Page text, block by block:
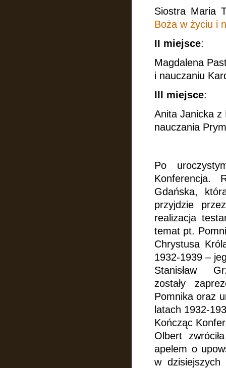
Siostra Maria
Boża w życiu i
II miejsce:
Magdalena
i nauczaniu
III miejsce:
Anita Janicka z
nauczania
Po
Konferencja.
Gdańska,
przyjdzie
realizacja
temat pt.
Chrystusa
1932-1939 –
Stanisław
zostały
Pomnika oraz
latach 1932-
Kończąc
Olbert
apelem o
w dzisiejszych